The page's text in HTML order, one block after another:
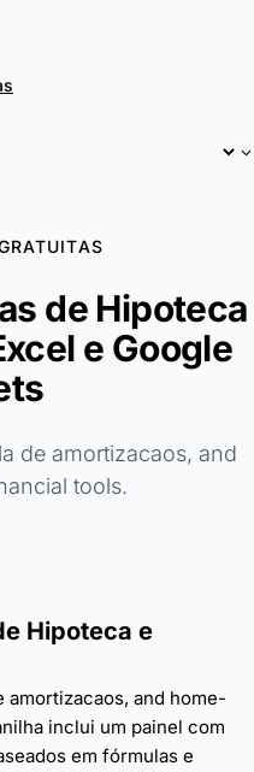
de Hipoteca
e Google
de amortizacaos, and
tools.
Hipoteca e
and home-
inclui um painel com
em fórmulas e